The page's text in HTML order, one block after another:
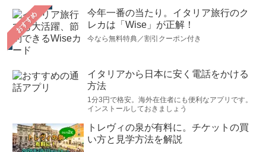
ルの番号をスマホで見せただけでチケットが購入がで
き、全く並ばずに入館することができました。妻も大変
喜び感謝いたしております。またイタリアを旅行する際
おります。今後の御社の発展を祈念いたしております。
ありがとうございました。（2019年8月30日）
ていただいたおかげで、無事スムーズに入館することが
できました。館内はかなりの人で混雑していましたが、
おすすめ
今年一番の当たり。イタリア旅行のク
レカは「Wise」が正解！
今なら無料特典／割引クーポン付き
イタリアから日本に安く電話をかける
方法
1分3円で格安。海外在住者にも便利なアプリです。
インストールしておきましょう
トレヴィの泉が有料に。チケットの買
い方と見学方法を解説